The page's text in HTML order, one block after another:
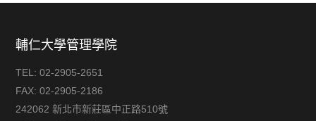
輔仁大學管理學院
TEL:02-2905-2651
FAX:02-2905-2186
242062 新北市新莊區中正路510號